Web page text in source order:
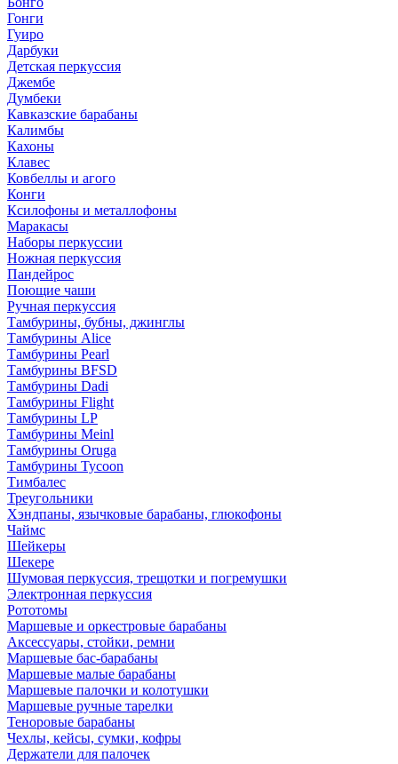
Гонги
Гуиро
Дарбуки
Детская перкуссия
Джембе
Думбеки
Кавказские барабаны
Калимбы
Кахоны
Клавес
Ковбеллы и агого
Конги
Ксилофоны и металлофоны
Маракасы
Наборы перкуссии
Ножная перкуссия
Пандейрос
Поющие чаши
Ручная перкуссия
Тамбурины, бубны, джинглы
Тамбурины Alice
Тамбурины Pearl
Тамбурины BFSD
Тамбурины Dadi
Тамбурины Flight
Тамбурины LP
Тамбурины Meinl
Тамбурины Oruga
Тамбурины Tycoon
Тимбалес
Треугольники
Хэндпаны, язычковые барабаны, глюкофоны
Чаймс
Шейкеры
Шекере
Шумовая перкуссия, трещотки и погремушки
Электронная перкуссия
Рототомы
Маршевые и оркестровые барабаны
Аксессуары, стойки, ремни
Маршевые бас-барабаны
Маршевые малые барабаны
Маршевые палочки и колотушки
Маршевые ручные тарелки
Теноровые барабаны
Чехлы, кейсы, сумки, кофры
Держатели для палочек